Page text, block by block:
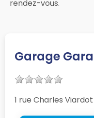
rendez-vous.
Garage
1 rue Charles Viardot